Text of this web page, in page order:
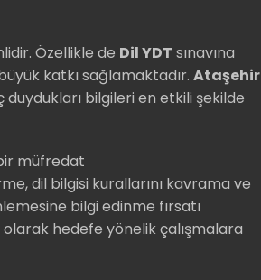
Özellikle de Dil YDT sınavına
katkı sağlamaktadır. Ataşehir
bilgileri en etkili şekilde
müfredat
dil bilgisi kurallarını kavrama ve
bilgi edinme fırsatı
hedefe yönelik çalışmalara